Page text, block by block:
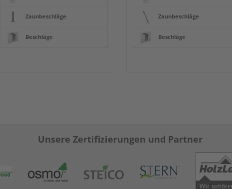
Zaunbeschläge
Beschläge
Zaunbeschläge
Beschläge
Unsere Zertifizierungen und Partner